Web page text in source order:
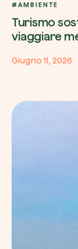
#AMBIENTE
Turismo
viaggiare
Giugno 11, 2026